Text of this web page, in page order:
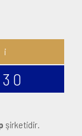
şirketidir.